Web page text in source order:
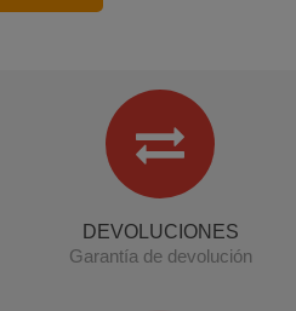
DEVOLUCIONES
Garantía de devolución